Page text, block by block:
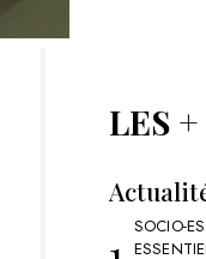
LES
SOCIO-